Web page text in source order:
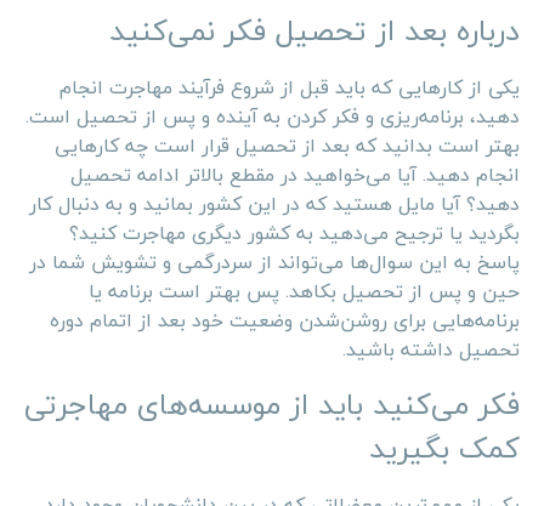
درباره بعد از تحصیل فکر نمی‌کنید
یکی از کارهایی که باید قبل از شروع فرآیند مهاجرت انجام
دهید، برنامه‌ریزی و فکر کردن به آینده و پس از تحصیل است.
بهتر است بدانید که بعد از تحصیل قرار است چه کارهایی
انجام دهید. آیا می‌خواهید در مقطع بالاتر ادامه تحصیل
دهید؟ آیا مایل هستید که در این کشور بمانید و به دنبال کار
بگردید یا ترجیح می‌دهید به کشور دیگری مهاجرت کنید؟
پاسخ به این سوال‌ها می‌تواند از سردرگمی و تشویش شما در
حین و پس از تحصیل بکاهد. پس بهتر است برنامه یا
برنامه‌هایی برای روشن‌شدن وضعیت خود بعد از اتمام دوره
تحصیل داشته باشید.
فکر می‌کنید باید از موسسه‌های مهاجرتی
کمک بگیرید